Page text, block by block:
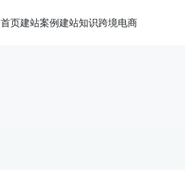
首页建站案例建站知识跨境电商